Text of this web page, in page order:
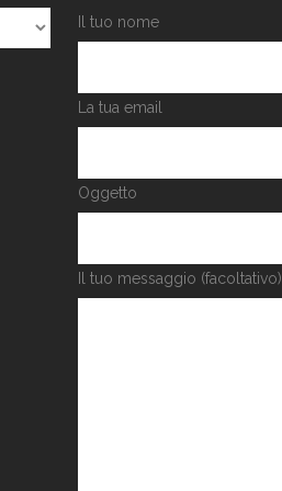
Il tuo nome
La tua email
Oggetto
Il tuo messaggio (facoltativo)